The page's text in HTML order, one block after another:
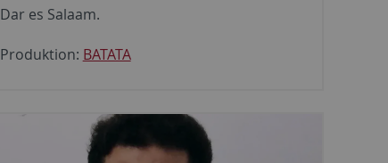
Dar es Salaam.
Produktion: BATATA